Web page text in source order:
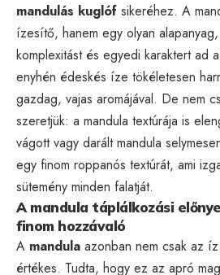
mandulás kuglóf sikeréhez. A
ízesítő, hanem egy olyan
komplexitást és egyedi karaktert ad
enyhén édeskés íze tökéletesen
gazdag, vajas aromájával. De nem
szeretjük: a mandula textúrája is
vágott vagy darált mandula
egy finom roppanós textúrát, ami
sütemény minden falatját.
A mandula táplálkozási
finom hozzávaló
A mandula azonban nem csak az
értékes. Tudta, hogy ez az apró